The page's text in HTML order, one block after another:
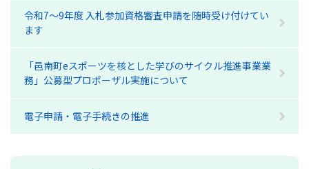
令和7～9年度 入札参加資格審査申請を随時受け付けてい
ます
「邑南町eスポーツを核とした学びのサイクル推進事業業
務」公募型プロポーザル実施について
電子申請・電子手続きの推進